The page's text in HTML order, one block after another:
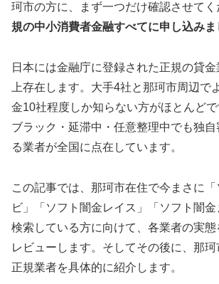
珂市の方に、まず一つだけ確認させてく
規の中小消費者金融すべてに申し込みま
日本には金融庁に登録された正規の貸
上存在します。大手4社と那珂市周辺で
金10社程度しか知らない方がほとんど
ブラック・延滞中・任意整理中でも独
る業者が全国に点在しています。
この記事では、那珂市在住で今まさに
ビ」「ソフト闇金レイス」「ソフト闇
検索している方に向けて、各業者の実
レビューします。そしてその後に、那
正規業者を具体的に紹介します。